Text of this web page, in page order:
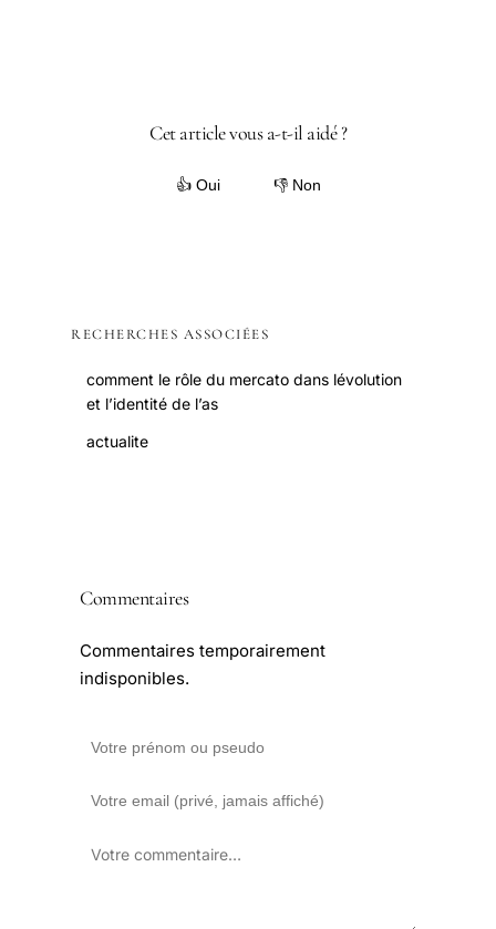
Cet article vous a-t-il aidé ?
👍 Oui 👎 Non
RECHERCHES ASSOCIÉES
comment le rôle du mercato dans lévolution
et l’identité de l’as
actualite
Commentaires
Commentaires temporairement
indisponibles.